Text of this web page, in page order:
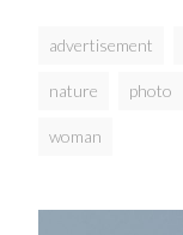
advertisement
nature photo
woman